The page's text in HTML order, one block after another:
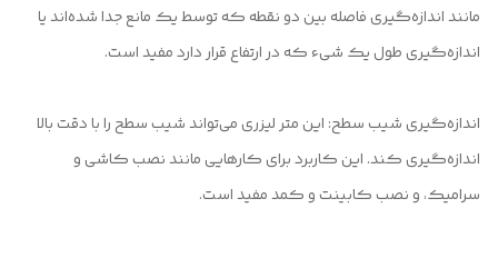
مانند اندازه‌گیری فاصله بین دو نقطه که توسط یک مانع جدا شده‌اند یا
اندازه‌گیری طول یک شیء که در ارتفاع قرار دارد مفید است.
اندازه‌گیری شیب سطح: این متر لیزری می‌تواند شیب سطح را با دقت بالا
اندازه‌گیری کند. این کاربرد برای کارهایی مانند نصب کاشی و
سرامیک، و نصب کابینت و کمد مفید است.